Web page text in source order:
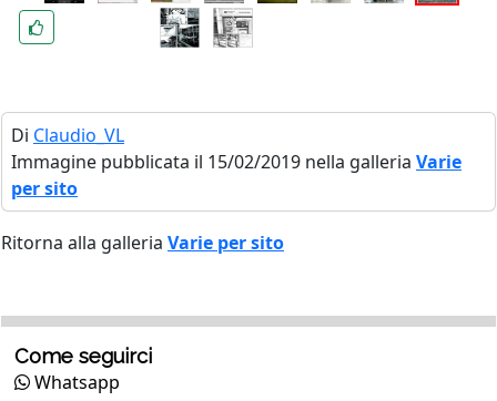
Di Claudio_VL
Immagine pubblicata il 15/02/2019 nella galleria Varie
per sito
Ritorna alla galleria Varie per sito
Come seguirci
Whatsapp